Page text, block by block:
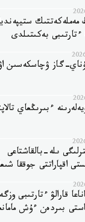
مەملەكەتتىك
بەكىتىلدى
26 مۇناي-گاز
ءبىرىڭعاي
ىلە-بالقاشتاعى
اقپاراتتى جوققا
قارالۋ ءتارتىبى
بىردەن ءۇش